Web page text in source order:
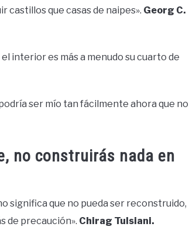
castillos que casas de naipes». Georg C.
interior es más a menudo su cuarto de
ser mío tan fácilmente ahora que no
no construirás nada en
significa que no pueda ser reconstruido,
de precaución». Chirag Tulsiani.